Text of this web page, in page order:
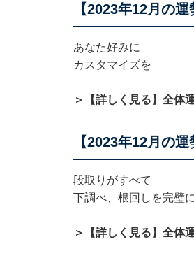
【2023年12月の
あなた好みに
カスタマイズを
＞【詳しく見る】全体
【2023年12月の
段取りがすべて
下調べ、根回しを完璧に
＞【詳しく見る】全体